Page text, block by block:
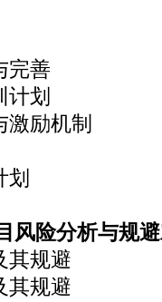
善
划
励机制
风险分析与规
规避
规避